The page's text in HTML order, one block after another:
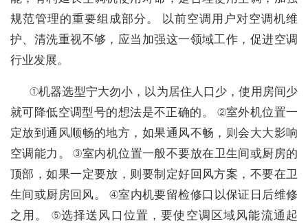
规范管理的重要组成部分。 以前空调用户对空调机维
护、清洗重视不够，应当加强这一领域工作，促进空调
行业发展。
①机器选型宁大勿小，以为居住人口少，使用房间少
就可降低空调型号的想法是不正确的。 ②室外机位置一
定放到通风顺畅的地方，如果通风不畅，则会大大影响
空调能力。 ③室内机位置一般不要放在卫生间或厨房的
顶部，如果一定要放，则要制定好回风方案，不要在卫
生间或厨房回风。 ④室内机要留检修口以保证日后维修
之用。 ⑤选择送风口位置，要使空调区域风能流通起